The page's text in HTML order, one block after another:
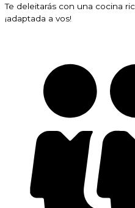
Te deleitarás con una cocina
¡adaptada a vos!